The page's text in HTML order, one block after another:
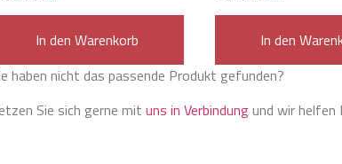
In den Warenkorb
In den
haben nicht das passende Produkt gefunden?
Sie sich gerne mit uns in Verbindungund wir helfen